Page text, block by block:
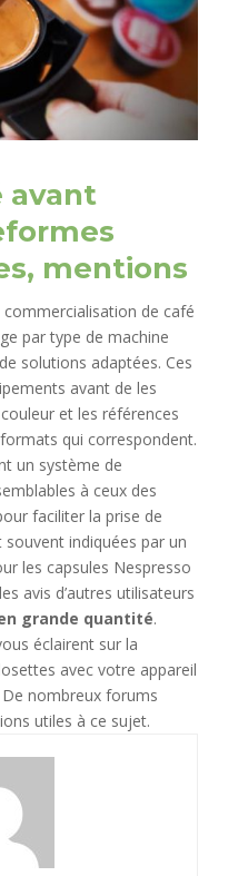
avant
mentions
commercialisation de café
par type de machine
solutions adaptées. Ces
avant de les
et les références
qui correspondent.
un système de
à ceux des
faciliter la prise de
indiquées par un
les capsules Nespresso
avis d’autres utilisateurs
grande quantité.
éclairent sur la
avec votre appareil
nombreux forums
utiles à ce sujet.